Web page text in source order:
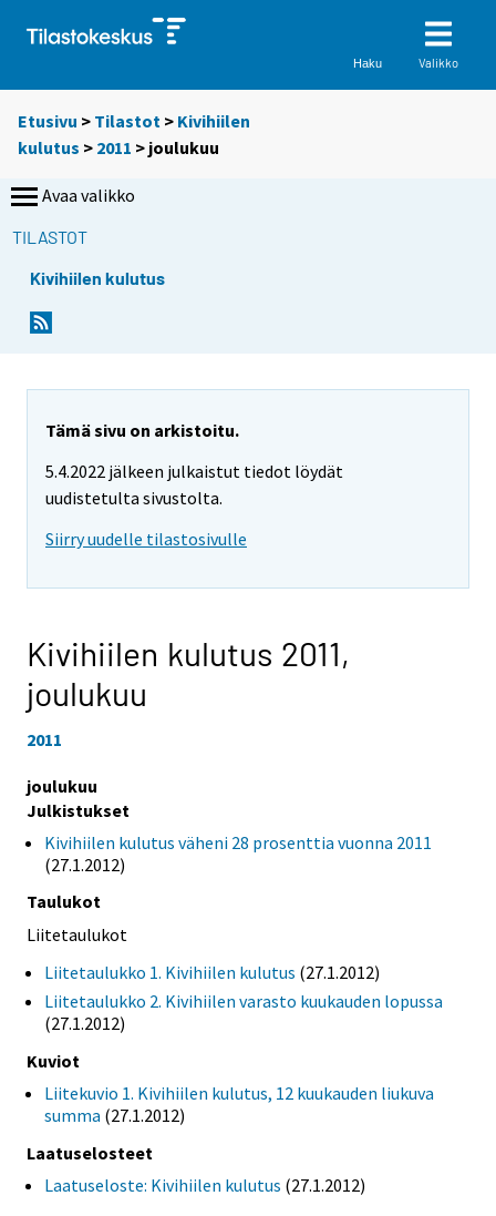
Haku Valikko
Etusivu > Tilastot > Kivihiilen
kulutus > 2011 > joulukuu
Avaa valikko
TILASTOT
Kivihiilen kulutus
Tämä sivu on arkistoitu.
5.4.2022 jälkeen julkaistut tiedot löydät
uudistetulta sivustolta.
Siirry uudelle tilastosivulle
Kivihiilen kulutus 2011,
joulukuu
2011
joulukuu
Julkistukset
Kivihiilen kulutus väheni 28 prosenttia vuonna 2011
(27.1.2012)
Taulukot
Liitetaulukot
Liitetaulukko 1. Kivihiilen kulutus (27.1.2012)
Liitetaulukko 2. Kivihiilen varasto kuukauden lopussa
(27.1.2012)
Kuviot
Liitekuvio 1. Kivihiilen kulutus, 12 kuukauden liukuva
summa (27.1.2012)
Laatuselosteet
Laatuseloste: Kivihiilen kulutus (27.1.2012)